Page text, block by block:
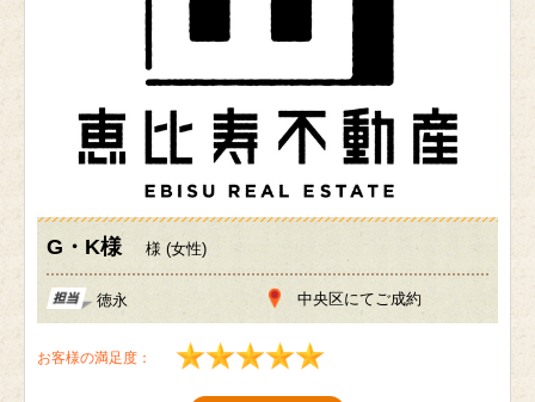
G・K様 様 (女性)
徳永 中央区にてご成約
お客様の満足度：